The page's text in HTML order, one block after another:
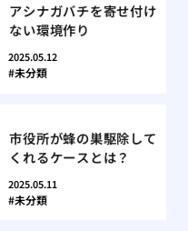
アシナガバチを寄せ付け
ない環境作り
2025.05.12
未分類
市役所が蜂の巣駆除して
くれるケースとは？
2025.05.11
未分類